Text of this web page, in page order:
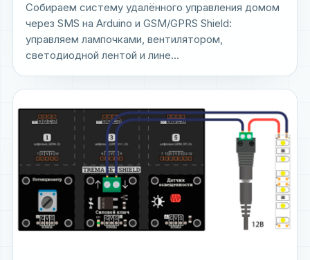
Собираем систему удалённого управления домом
через SMS на Arduino и GSM/GPRS Shield:
управляем лампочками, вентилятором,
светодиодной лентой и лине...